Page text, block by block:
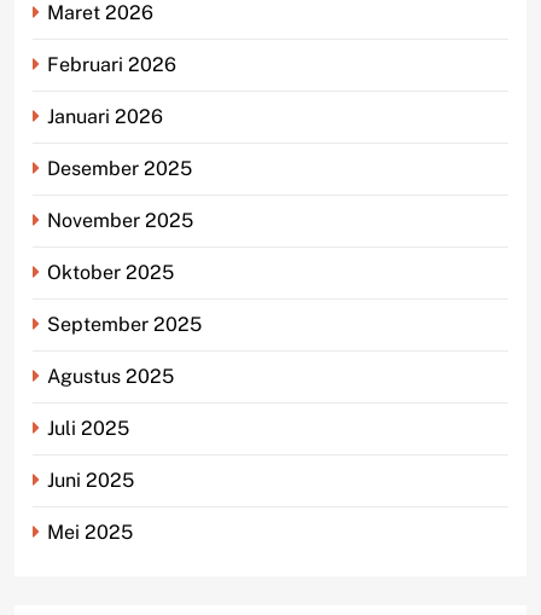
Maret 2026
Februari 2026
Januari 2026
Desember 2025
November 2025
Oktober 2025
September 2025
Agustus 2025
Juli 2025
Juni 2025
Mei 2025